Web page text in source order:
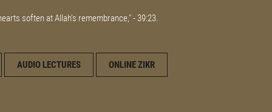
soften at Allah's remembrance," - 39:23.
AUDIO LECTURES ONLINE ZIKR